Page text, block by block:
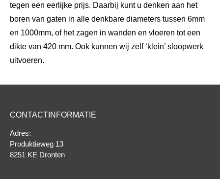
tegen een eerlijke prijs. Daarbij kunt u denken aan het
boren van gaten in alle denkbare diameters tussen 6mm
en 1000mm, of het zagen in wanden en vloeren tot een
dikte van 420 mm. Ook kunnen wij zelf ‘klein’ sloopwerk
uitvoeren.
CONTACTINFORMATIE
Adres:
Produktieweg 13
8251 KE Dronten